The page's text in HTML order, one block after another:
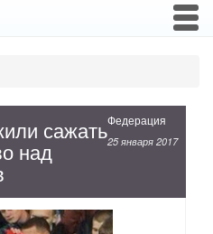
Федерация
25 января 2017
сажать
над